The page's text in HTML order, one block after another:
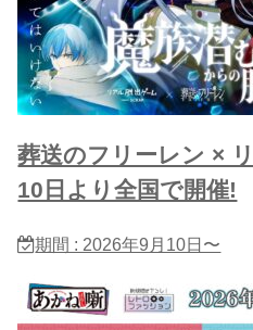
葬送のフリーレン ×
10日より全国で開催!
期間 : 2026年9月10日〜